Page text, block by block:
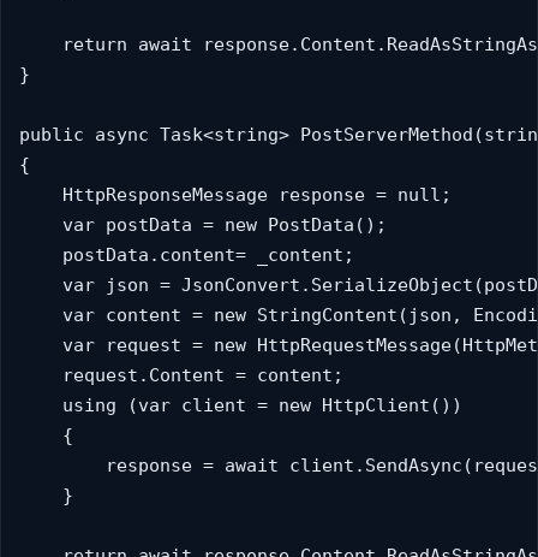
return await
}
public async Task<string>
{
    HttpResponseMessage response = null;
    var postData = new PostData();
    postData.content= _content;
var json =
var content = new StringContent(json,
var request = new
    request.Content = content;
    using (var client = new HttpClient())
    {
response = await
    }